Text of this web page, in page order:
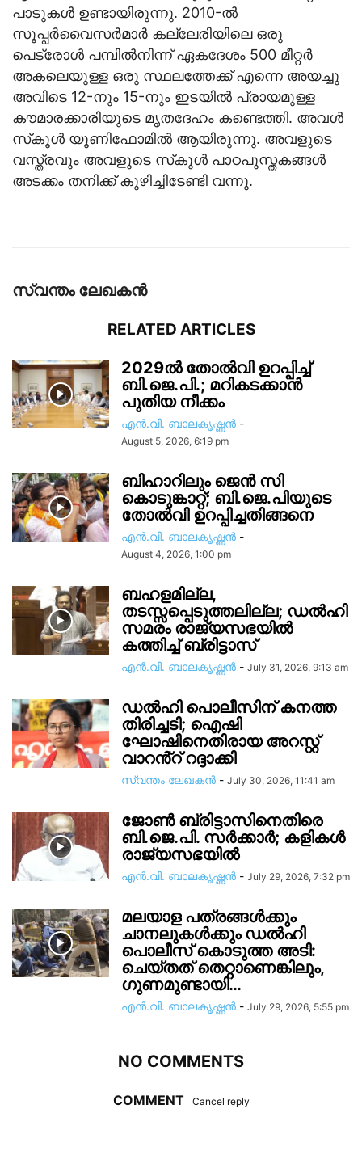
പാടുകള്‍ ഉണ്ടായിരുന്നു. 2010-ല്‍
സൂപ്പര്‍വൈസര്‍മാര്‍ കല്ലേരിയിലെ ഒരു
പെട്രോള്‍ പമ്പില്‍നിന്ന് ഏകദേശം 500 മീറ്റര്‍
അകലെയുള്ള ഒരു സ്ഥലത്തേക്ക് എന്നെ അയച്ചു
അവിടെ 12-നും 15-നും ഇടയില്‍ പ്രായമുള്ള
കൗമാരക്കാരിയുടെ മൃതദേഹം കണ്ടെത്തി. അവള്‍
സ്‌കൂള്‍ യൂണിഫോമില്‍ ആയിരുന്നു. അവളുടെ
വസ്ത്രവും അവളുടെ സ്‌കൂള്‍ പാഠപുസ്തകങ്ങള്‍
അടക്കം തനിക്ക് കുഴിച്ചിടേണ്ടി വന്നു.
സ്വന്തം ലേഖകന്‍
RELATED ARTICLES
2029ൽ തോല്‍വി ഉറപ്പിച്ച്
ബി.ജെ.പി.; മറികടക്കാൻ
പുതിയ നീക്കം
എൻ.വി. ബാലകൃഷ്ണൻ -
August 5, 2026, 6:19 pm
ബിഹാറിലും ജെൻ സി
കൊടുങ്കാറ്റ്; ബി.ജെ.പിയുടെ
തോൽവി ഉറപ്പിച്ചതിങ്ങനെ
എൻ.വി. ബാലകൃഷ്ണൻ -
August 4, 2026, 1:00 pm
ബഹളമില്ല,
തടസ്സപ്പെടുത്തലില്ല; ഡൽഹി
സമരം രാജ്യസഭയിൽ
കത്തിച്ച് ബ്രിട്ടാസ്
എൻ.വി. ബാലകൃഷ്ണൻ - July 31, 2026, 9:13 am
ഡൽഹി പൊലീസിന് കനത്ത
തിരിച്ചടി; ഐഷി
ഘോഷിനെതിരായ അറസ്റ്റ്
വാറൻ്റ് റദ്ദാക്കി
സ്വന്തം ലേഖകന്‍ - July 30, 2026, 11:41 am
ജോൺ ബ്രിട്ടാസിനെതിരെ
ബി.ജെ.പി. സർക്കാർ; കളികൾ
രാജ്യസഭയിൽ
എൻ.വി. ബാലകൃഷ്ണൻ - July 29, 2026, 7:32 pm
മലയാള പത്രങ്ങൾക്കും
ചാനലുകൾക്കും ഡൽഹി
പൊലീസ് കൊടുത്ത അടി:
ചെയ്തത് തെറ്റാണെങ്കിലും,
ഗുണമുണ്ടായി…
എൻ.വി. ബാലകൃഷ്ണൻ - July 29, 2026, 5:55 pm
NO COMMENTS
COMMENT Cancel reply